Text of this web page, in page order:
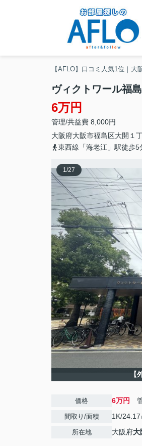
【AFLO】口コミ人気1位｜
ヴィクトワール福島
6万円
管理/共益費 8,000円
大阪府大阪市福島区大開 １
東西線「海老江」駅徒歩5
1/27
【
価格 6万円
間取り/面積 1K/
所在地 大阪府大